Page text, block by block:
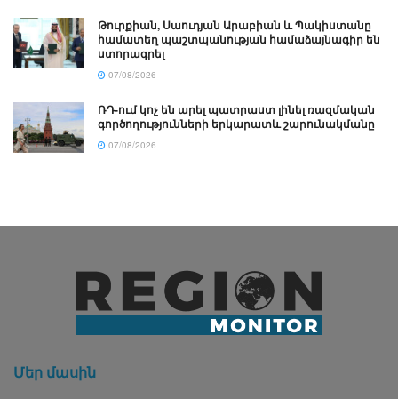
Թուրքիան, Սաուդյան Արաբիան և Պակիստանը
համատեղ պաշտպանության համաձայնագիր են
ստորագրել
07/08/2026
ՌԴ-ում կոչ են արել պատրաստ լինել ռազմական
գործողությունների երկարատև շարունակմանը
07/08/2026
Մեր մասին